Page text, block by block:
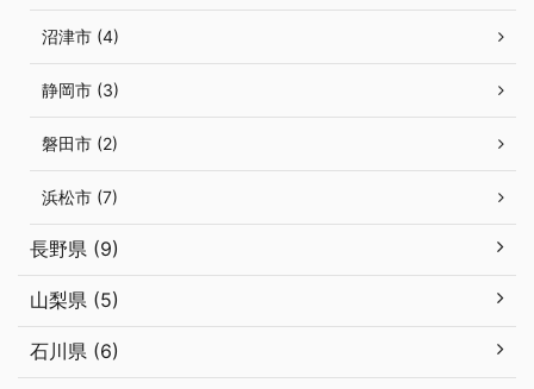
沼津市 (4)
静岡市 (3)
磐田市 (2)
浜松市 (7)
長野県 (9)
山梨県 (5)
石川県 (6)